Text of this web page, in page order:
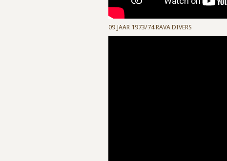
09 JAAR 1973/74 RAVA DIVERS